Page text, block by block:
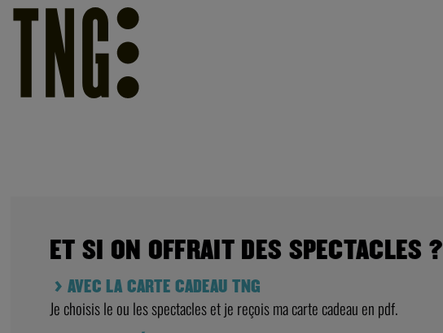
ET SI ON OFFRAIT DES SPECTACLES ?
> AVEC LA CARTE CADEAU TNG
Je choisis le ou les spectacles et je reçois ma carte cadeau en pdf.